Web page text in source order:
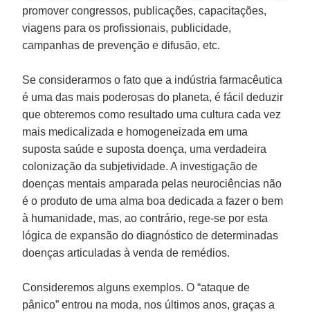
promover congressos, publicações, capacitações,
viagens para os profissionais, publicidade,
campanhas de prevenção e difusão, etc.
Se considerarmos o fato que a indústria farmacêutica
é uma das mais poderosas do planeta, é fácil deduzir
que obteremos como resultado uma cultura cada vez
mais medicalizada e homogeneizada em uma
suposta saúde e suposta doença, uma verdadeira
colonização da subjetividade. A investigação de
doenças mentais amparada pelas neurociências não
é o produto de uma alma boa dedicada a fazer o bem
à humanidade, mas, ao contrário, rege-se por esta
lógica de expansão do diagnóstico de determinadas
doenças articuladas à venda de remédios.
Consideremos alguns exemplos. O “ataque de
pânico” entrou na moda, nos últimos anos, graças a